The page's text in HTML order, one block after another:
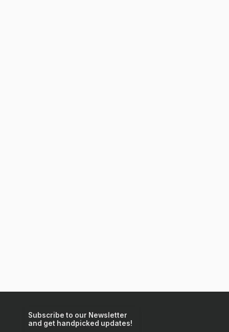
Subscribe to our Newsletter
and get handpicked updates!